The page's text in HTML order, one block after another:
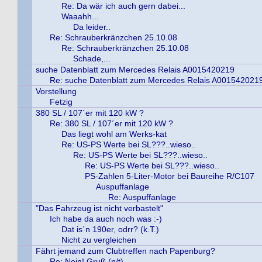
Re: Da wär ich auch gern dabei...
Waaahh...
Da leider..
Re: Schrauberkränzchen 25.10.08
Re: Schrauberkränzchen 25.10.08
Schade,...
suche Datenblatt zum Mercedes Relais A0015420219
Re: suche Datenblatt zum Mercedes Relais
Vorstellung
Fetzig
380 SL / 107´er mit 120 kW ?
Re: 380 SL / 107´er mit 120 kW ?
Das liegt wohl am Werks-kat
Re: US-PS Werte bei SL???..wieso..
Re: US-PS Werte bei SL???..wieso..
Re: US-PS Werte bei SL???..wieso..
PS-Zahlen 5-Liter-Motor bei Baureihe R/C107
Auspuffanlage
Re: Auspuffanlage
"Das Fahrzeug ist nicht verbastelt"
Ich habe da auch noch was :-)
Dat is´n 190er, odrr? (k.T.)
Nicht zu vergleichen
Fährt jemand zum Clubtreffen nach Papenburg?